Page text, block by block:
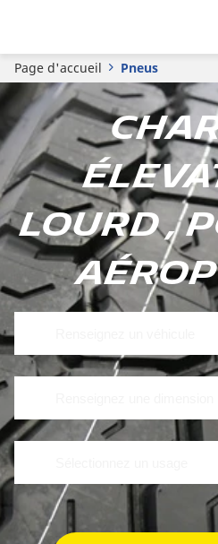
Page d'accueil Pneus
lourd ,